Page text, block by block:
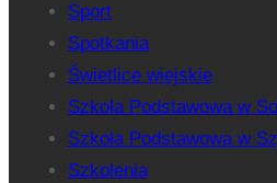
Sport
Spotkania
Świetlice wiejskie
Szkoła Podstawowa w
Szkoła Podstawowa w
Szkolenia